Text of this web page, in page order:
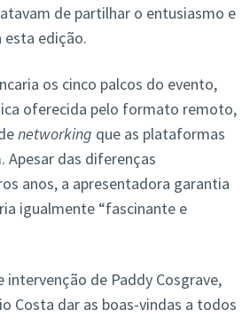
de partilhar o entusiasmo e
esta edição.
os cinco palcos do evento,
oferecida pelo formato remoto,
networking que as plataformas
Apesar das diferenças
anos, a apresentadora garantia
igualmente “fascinante e
intervenção de Paddy Cosgrave,
Costa dar as boas-vindas a todos